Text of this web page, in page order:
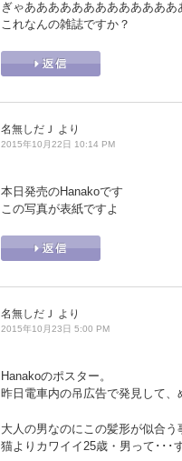
ぎゃああああああああああああ
これなんの雑誌ですか？
名無しだＪ より
2015年10月22日 10:14 PM
本日発売のHanakoです
この写真が表紙ですよ
名無しだＪ より
2015年10月23日 5:00 PM
Hanakoのポスター。
昨日電車内の吊広告で発見して、
大人の男なのにこの髪形が似合う
猫よりカワイイ25歳・男って･･･